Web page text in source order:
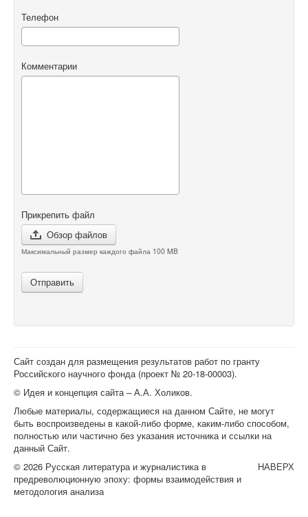
Телефон
Комментарии
Прикрепить файл
Обзор файлов
Максимальный размер каждого файла 100 MB
Отправить
Сайт создан для размещения результатов работ по гранту
Российского научного фонда (проект № 20-18-00003).
© Идея и концепция сайта – А.А. Холиков.
Любые материалы, содержащиеся на данном Сайте, не могут
быть воспроизведены в какой-либо форме, каким-либо способом,
полностью или частично без указания источника и ссылки на
данный Сайт.
НАВЕРХ
© 2026 Русская литература и журналистика в
предреволюционную эпоху: формы взаимодействия и
методология анализа